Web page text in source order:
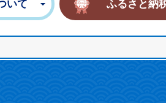
いて ふるさと納